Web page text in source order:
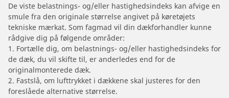
De viste belastnings- og/eller hastighedsindeks kan afvige en
smule fra den originale størrelse angivet på køretøjets
tekniske mærkat. Som fagmad vil din dækforhandler kunne
rådgive dig på følgende områder:
1. Fortælle dig, om belastnings- og/eller hastighedsindeks for
de dæk, du vil skifte til, er anderledes end for de
originalmonterede dæk.
2. Fastslå, om lufttrykket i dækkene skal justeres for den
foreslåede alternative størrelse.